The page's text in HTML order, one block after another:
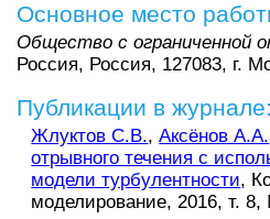
Основное место
Общество с
Россия, Россия, 127083, г.
Публикации в
Жлуктов С.В.,Аксёнов А.А.
отрывного течения с
модели турбулентности,
моделирование, 2016, т.